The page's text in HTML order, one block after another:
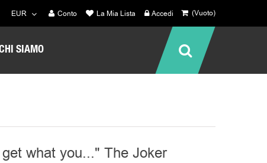
(Vuoto)
Conto La Mia Lista Accedi
EUR
SIAMO
what you..." The Joker